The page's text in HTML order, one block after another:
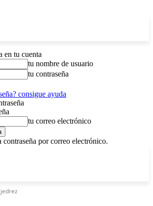
en tu cuenta
tu nombre de usuario
tu contraseña
consigue ayuda
tu correo electrónico
contraseña por correo electrónico.